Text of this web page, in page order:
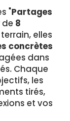
"Partages
de 8
elles
concrètes
dans
Chaque
les
tirés,
et vos